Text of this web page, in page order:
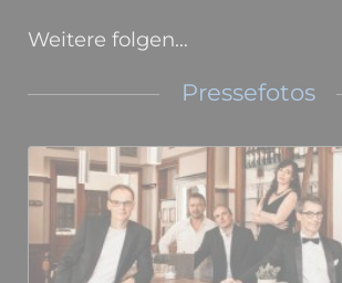
Weitere folgen…
Pressefotos